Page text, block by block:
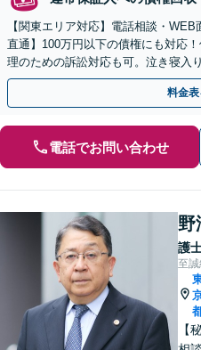
【関東エリア対応】電話相談・
直通】100万円以下の債権にも対応
理のための訴訟対応も可。泣き寝入
初回相談時にしっかりお伝え【請求
料金
電話でお問い合わせ
野
護
至
【